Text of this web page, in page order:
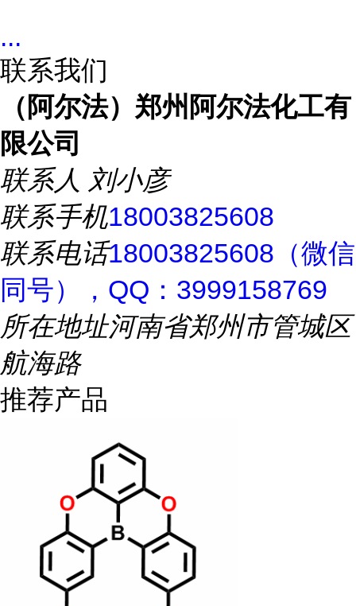
...
联系我们
（阿尔法）郑州阿尔法化工有
限公司
联系人 刘小彦
联系手机18003825608
联系电话18003825608（微信
同号），QQ：3999158769
所在地址河南省郑州市管城区
航海路
推荐产品